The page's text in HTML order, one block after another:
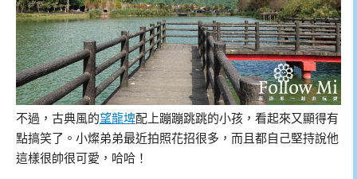
不過，古典風的望龍埤配上蹦蹦跳跳的小孩，看起來又顯得有
點搞笑了。小燦弟弟最近拍照花招很多，而且都自己堅持說他
這樣很帥很可愛，哈哈！